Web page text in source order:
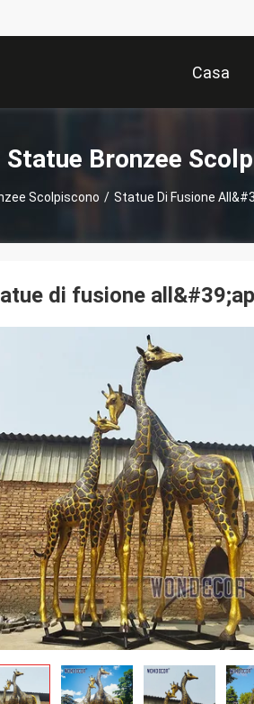
Casa
Statue Bronzee
Scolpiscono / Statue Di Fusione
di fusione